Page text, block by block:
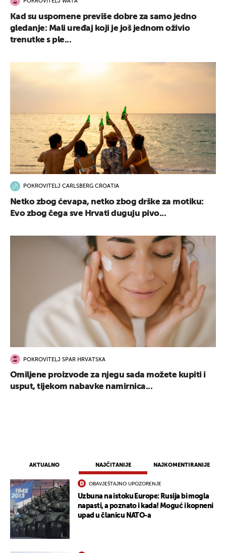
AKTUALNO NAJČITANIJE NAJKOMENTIRANIJE
OBAVJEŠTAJNO UPOZORENJE
Uzbuna na istoku Europe: Rusija bi mogla
napasti, a poznato i kada! Moguć i kopneni
upad u članicu NATO-a
POKROVITELJ WATA
Kad su uspomene previše dobre za samo jedno
gledanje: Mali uređaj koji je još jednom oživio
trenutke s ple...
POKROVITELJ CARLSBERG CROATIA
Netko zbog ćevapa, netko zbog drške za motiku:
Evo zbog čega sve Hrvati duguju pivo...
POKROVITELJ SPAR HRVATSKA
Omiljene proizvode za njegu sada možete kupiti i
usput, tijekom nabavke namirnica...